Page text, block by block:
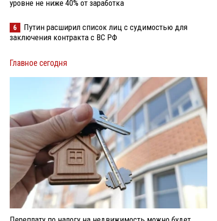
уровне не ниже 40% от заработка
6
Путин расширил список лиц с судимостью для
заключения контракта с ВС РФ
Главное сегодня